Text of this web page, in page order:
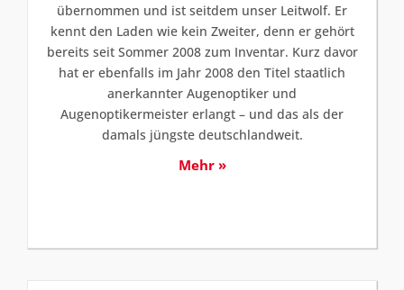
übernommen und ist seitdem unser Leitwolf. Er
kennt den Laden wie kein Zweiter, denn er gehört
bereits seit Sommer 2008 zum Inventar. Kurz davor
hat er ebenfalls im Jahr 2008 den Titel staatlich
anerkannter Augenoptiker und
Augenoptikermeister erlangt – und das als der
damals jüngste deutschlandweit.
Mehr »